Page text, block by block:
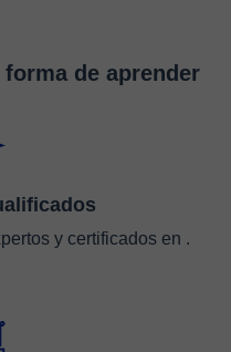
de aprender
y certificados en .